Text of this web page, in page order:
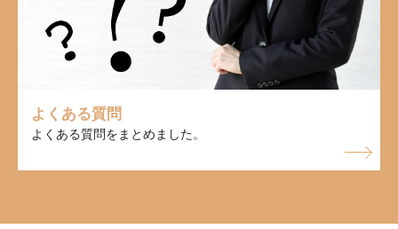
よくある質問
よくある質問をまとめました。